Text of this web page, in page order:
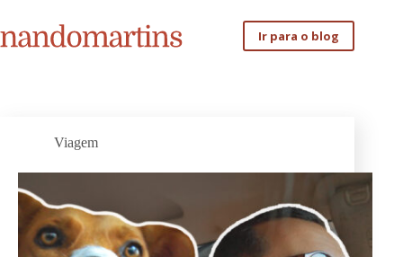
o
Ir para o blog
Viagem